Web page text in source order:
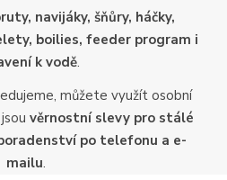
navijáky, šňůry, háčky,
boilies, feeder program i
k vodě.
můžete využít osobní
věrnostní slevy pro stálé
po telefonu a e-
mailu.